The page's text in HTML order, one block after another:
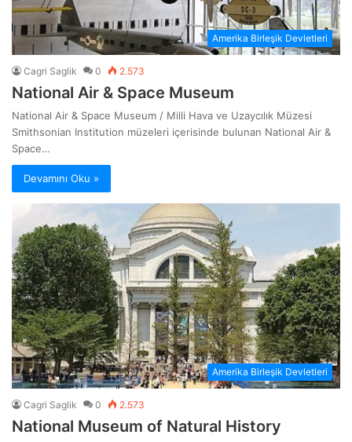
Amerika Birleşik Devletleri
Cagri Saglik 0 2.573
National Air & Space Museum
National Air & Space Museum / Milli Hava ve Uzaycılık Müzesi
Smithsonian Institution müzeleri içerisinde bulunan National Air &
Space…
Devamını Oku »
Amerika Birleşik Devletleri
Cagri Saglik 0 2.573
National Museum of Natural History